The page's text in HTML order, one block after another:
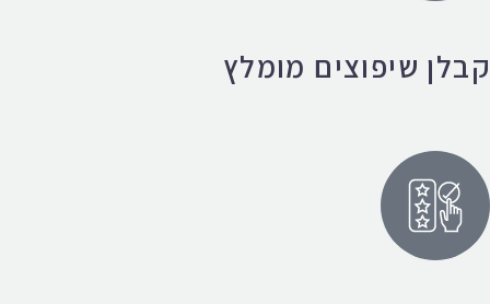
קבלן שיפוצים מומלץ